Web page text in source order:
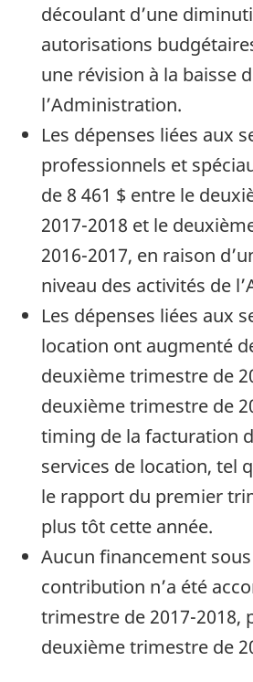
découlant d’une
autorisations
une révision à la baisse
l’Administration.
Les dépenses liées aux
professionnels et
de 8 461 $ entre le
2017-2018 et le
2016-2017, en raison
niveau des activités de
Les dépenses liées aux
location ont augmenté
deuxième trimestre de
deuxième trimestre de
timing de la facturation
services de location, tel
le rapport du premier
plus tôt cette année.
Aucun financement
contribution n’a été
trimestre de 2017-2018,
deuxième trimestre de